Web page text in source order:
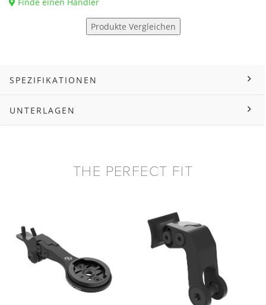
Produkte Vergleichen
SPEZIFIKATIONEN
UNTERLAGEN
THE PERFECT FIT